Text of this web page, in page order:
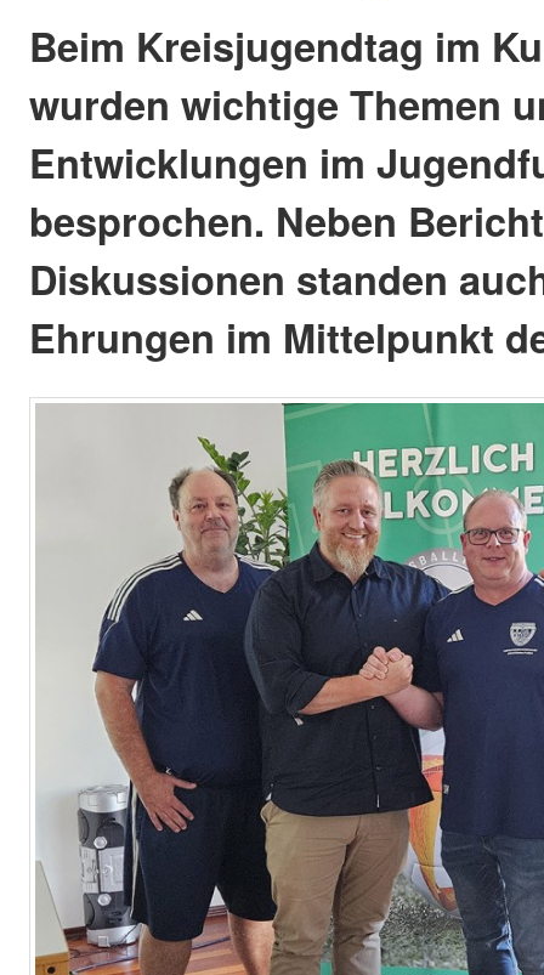
Beim Kreisjugendtag im
wurden wichtige Themen
Entwicklungen im
besprochen. Neben
Diskussionen standen
Ehrungen im Mittelpunkt